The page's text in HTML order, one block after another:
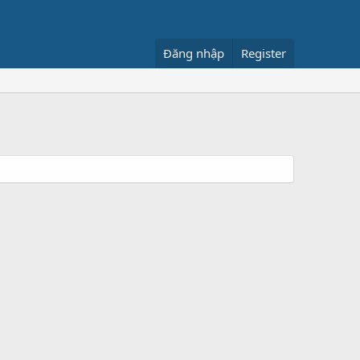
Đăng nhập Register